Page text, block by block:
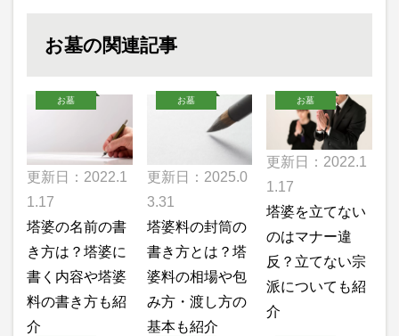
お墓の関連記事
お墓
更新日：2022.1
1.17
塔婆の名前の書
き方は？塔婆に
書く内容や塔婆
料の書き方も紹
介
お墓
更新日：2025.0
3.31
塔婆料の封筒の
書き方とは？塔
婆料の相場や包
み方・渡し方の
基本も紹介
お墓
更新日：2022.1
1.17
塔婆を立てない
のはマナー違
反？立てない宗
派についても紹
介